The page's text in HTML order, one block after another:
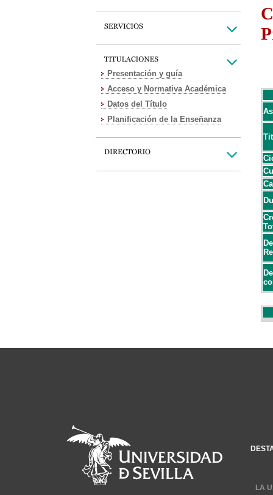
Presentación y guía
Acceso y Normativa Académica
Datos del Título
Planificación de la Enseñanza
LA